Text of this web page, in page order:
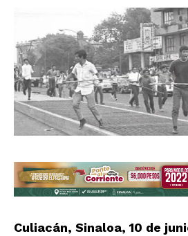
Culiacán, Sinaloa, 10 de